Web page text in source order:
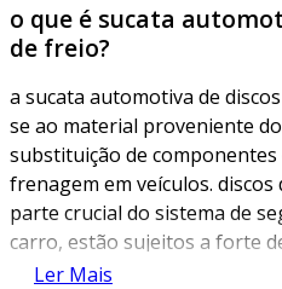
o que é sucata
de freio?
a sucata automotiva de
se ao material proveniente
substituição de componentes
frenagem em veículos. discos
parte crucial do sistema de
carro, estão sujeitos a forte
pressão e ao calor gerados
Ler Mais